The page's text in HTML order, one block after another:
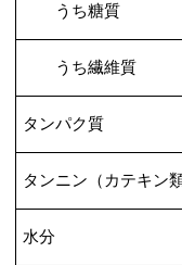
うち糖質
うち繊維質
タンパク質
タンニン（カテキン類
水分